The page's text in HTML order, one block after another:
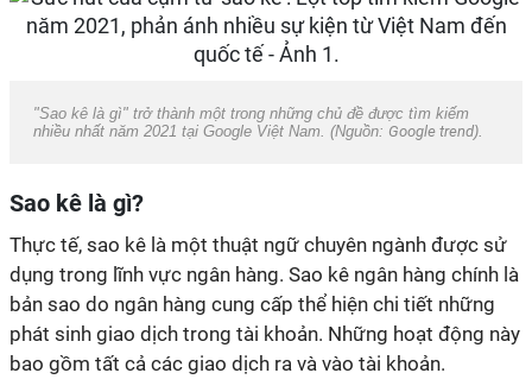
"Sao kê là gì" trở thành một trong những chủ đề được tìm kiếm
nhiều nhất năm 2021 tại Google Việt Nam. (Nguồn: Google trend).
Sao kê là gì?
Thực tế, sao kê là một thuật ngữ chuyên ngành được sử
dụng trong lĩnh vực ngân hàng. Sao kê ngân hàng chính là
bản sao do ngân hàng cung cấp thể hiện chi tiết những
phát sinh giao dịch trong tài khoản. Những hoạt động này
bao gồm tất cả các giao dịch ra và vào tài khoản.